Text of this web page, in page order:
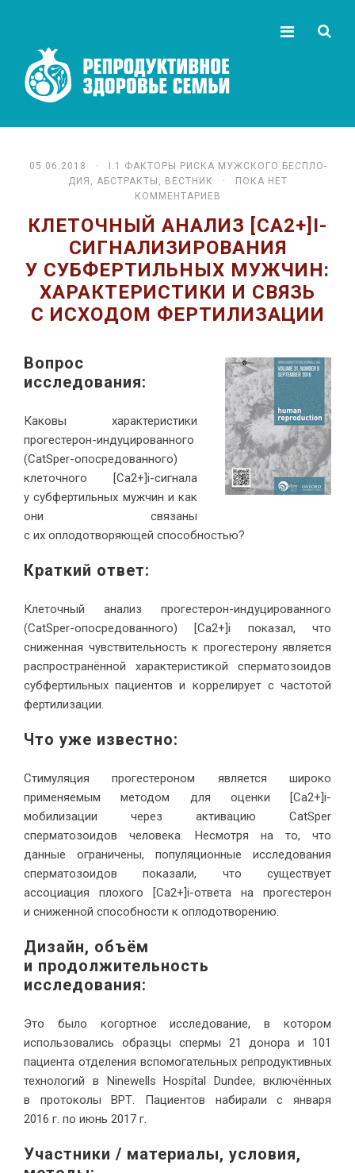
05.06.2018 ·
I.1 ФАК­ТО­РЫ РИС­КА МУЖ­СКО­ГО БЕС­ПЛО­
ДИЯ , АБСТРАКТЫ , ВЕСТНИК
· ПОКА НЕТ
КОММЕНТАРИЕВ
КЛЕТОЧНЫЙ АНАЛИЗ [CA2+]I-
СИГНАЛИЗИРОВАНИЯ
У СУБФЕРТИЛЬНЫХ МУЖЧИН:
ХАРАКТЕРИСТИКИ И СВЯЗЬ
С ИСХОДОМ ФЕРТИЛИЗАЦИИ
Вопрос
исследования:
Каковы характеристики
прогестерон-индуцированного
(CatSper-опосредованного)
клеточного [Ca2+]i-сигнала
у субфертильных мужчин и как
они связаны
с их оплодотворяющей способностью?
Краткий ответ:
Клеточный анализ прогестерон-индуцированного
(CatSper-опосредованного) [Ca2+]i показал, что
сниженная чувствительность к прогестерону является
распространённой характеристикой сперматозоидов
субфертильных пациентов и коррелирует с частотой
фертилизации.
Что уже известно:
Стимуляция прогестероном является широко
применяемым методом для оценки [Ca2+]i-
мобилизации через активацию CatSper
сперматозоидов человека. Несмотря на то, что
данные ограничены, популяционные исследования
сперматозоидов показали, что существует
ассоциация плохого [Ca2+]i-ответа на прогестерон
и сниженной способности к оплодотворению.
Дизайн, объём
и продолжительность
исследования:
Это было когортное исследование, в котором
использовались образцы спермы 21 донора и 101
пациента отделения вспомогательных репродуктивных
технологий в Ninewells Hospital Dundee, включённых
в протоколы ВРТ. Пациентов набирали с января
2016 г. по июнь 2017 г.
Участники / материалы, условия,